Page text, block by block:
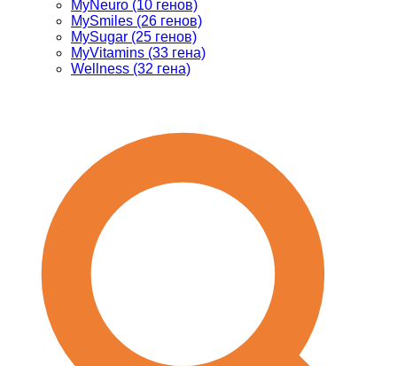
MyNeuro (10 генов)
MySmiles (26 генов)
MySugar (25 генов)
MyVitamins (33 гена)
Wellness (32 гена)